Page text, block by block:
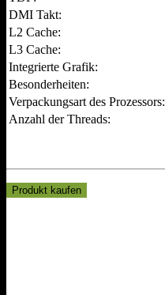
DMI Takt:
L2 Cache:
L3 Cache:
Integrierte Grafik:
Besonderheiten:
Verpackungsart des Prozessors:
Anzahl der Threads:
Produkt kaufen